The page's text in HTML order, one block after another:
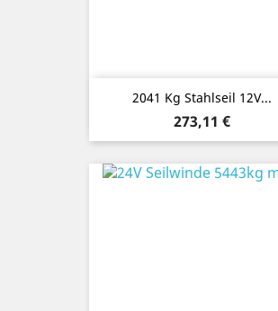
2041 Kg Stahlseil 12V...
Preis
273,11 €